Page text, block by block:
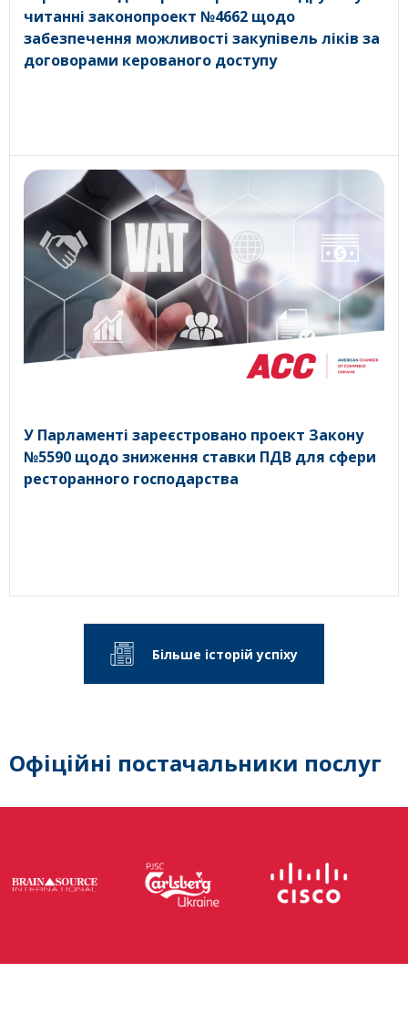
читанні законопроект №4662 щодо
забезпечення можливості закупівель ліків за
договорами керованого доступу
У Парламенті зареєстровано проект Закону
№5590 щодо зниження ставки ПДВ для сфери
ресторанного господарства
Більше історій успіху
Офіційні постачальники послуг